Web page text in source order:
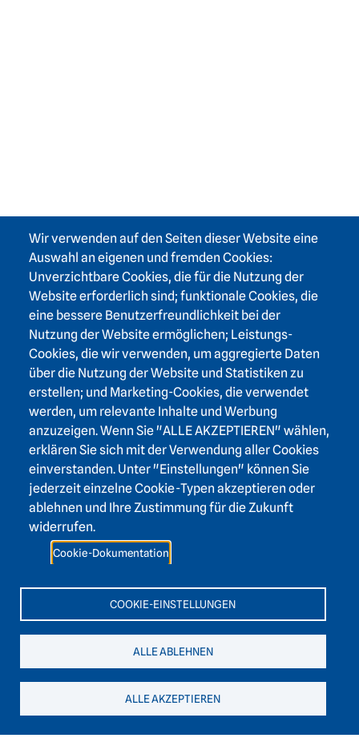
Wir verwenden auf den Seiten dieser Website eine
Auswahl an eigenen und fremden Cookies:
Unverzichtbare Cookies, die für die Nutzung der
Website erforderlich sind; funktionale Cookies, die
eine bessere Benutzerfreundlichkeit bei der
Nutzung der Website ermöglichen; Leistungs-
Cookies, die wir verwenden, um aggregierte Daten
über die Nutzung der Website und Statistiken zu
erstellen; und Marketing-Cookies, die verwendet
werden, um relevante Inhalte und Werbung
anzuzeigen. Wenn Sie "ALLE AKZEPTIEREN" wählen,
erklären Sie sich mit der Verwendung aller Cookies
einverstanden. Unter "Einstellungen" können Sie
jederzeit einzelne Cookie-Typen akzeptieren oder
ablehnen und Ihre Zustimmung für die Zukunft
widerrufen.
Cookie-Dokumentation
COOKIE-EINSTELLUNGEN
ALLE ABLEHNEN
ALLE AKZEPTIEREN
Footer area one
Footer area two
Footer area three
Heidelberger Akademie der Wissenschaften
Karlstraße 4
+49 6221 / 54 32 65
hadw@hadw-bw.de